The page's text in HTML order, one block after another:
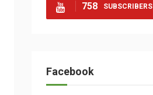
758 SUBSCRIBERS
Facebook